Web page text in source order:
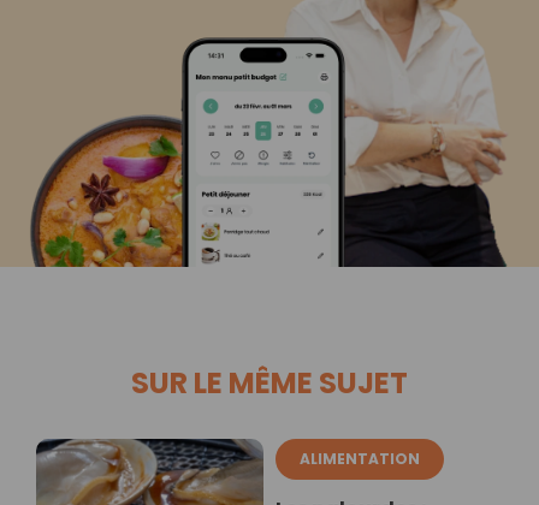
SUR LE MÊME SUJET
ALIMENTATION